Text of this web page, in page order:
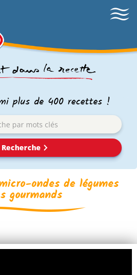
plus de 400 recettes !
Recherche
ondes de légumes
gourmands